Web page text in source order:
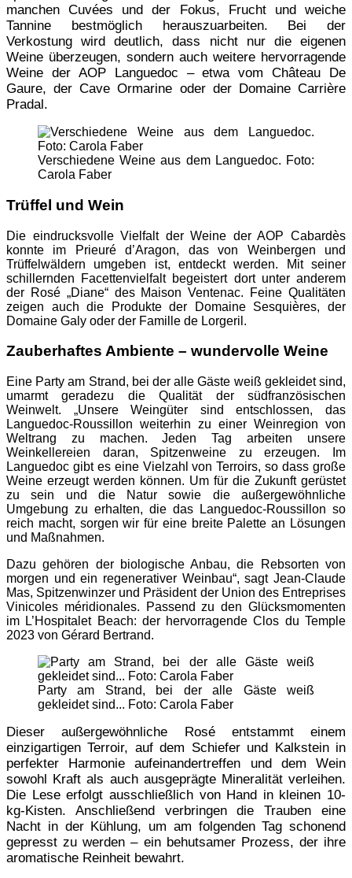
manchen Cuvées und der Fokus, Frucht und weiche
Tannine bestmöglich herauszuarbeiten. Bei der
Verkostung wird deutlich, dass nicht nur die eigenen
Weine überzeugen, sondern auch weitere hervorragende
Weine der AOP Languedoc – etwa vom Château De
Gaure, der Cave Ormarine oder der Domaine Carrière
Pradal.
Verschiedene Weine aus dem Languedoc. Foto:
Carola Faber
Trüffel und Wein
Die eindrucksvolle Vielfalt der Weine der AOP Cabardès
konnte im Prieuré d’Aragon, das von Weinbergen und
Trüffelwäldern umgeben ist, entdeckt werden. Mit seiner
schillernden Facettenvielfalt begeistert dort unter anderem
der Rosé „Diane“ des Maison Ventenac. Feine Qualitäten
zeigen auch die Produkte der Domaine Sesquières, der
Domaine Galy oder der Famille de Lorgeril.
Zauberhaftes Ambiente – wundervolle Weine
Eine Party am Strand, bei der alle Gäste weiß gekleidet sind,
umarmt geradezu die Qualität der südfranzösischen
Weinwelt. „Unsere Weingüter sind entschlossen, das
Languedoc-Roussillon weiterhin zu einer Weinregion von
Weltrang zu machen. Jeden Tag arbeiten unsere
Weinkellereien daran, Spitzenweine zu erzeugen. Im
Languedoc gibt es eine Vielzahl von Terroirs, so dass große
Weine erzeugt werden können. Um für die Zukunft gerüstet
zu sein und die Natur sowie die außergewöhnliche
Umgebung zu erhalten, die das Languedoc-Roussillon so
reich macht, sorgen wir für eine breite Palette an Lösungen
und Maßnahmen.
Dazu gehören der biologische Anbau, die Rebsorten von
morgen und ein regenerativer Weinbau“, sagt Jean-Claude
Mas, Spitzenwinzer und Präsident der Union des Entreprises
Vinicoles méridionales. Passend zu den Glücksmomenten
im L’Hospitalet Beach: der hervorragende Clos du Temple
2023 von Gérard Bertrand.
Party am Strand, bei der alle Gäste weiß
gekleidet sind... Foto: Carola Faber
Dieser außergewöhnliche Rosé entstammt einem
einzigartigen Terroir, auf dem Schiefer und Kalkstein in
perfekter Harmonie aufeinandertreffen und dem Wein
sowohl Kraft als auch ausgeprägte Mineralität verleihen.
Die Lese erfolgt ausschließlich von Hand in kleinen 10-
kg-Kisten. Anschließend verbringen die Trauben eine
Nacht in der Kühlung, um am folgenden Tag schonend
gepresst zu werden – ein behutsamer Prozess, der ihre
aromatische Reinheit bewahrt.